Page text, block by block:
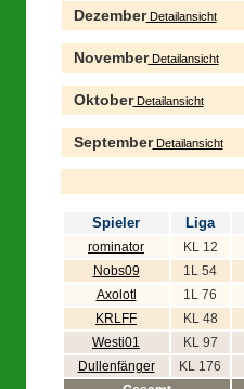
DezemberDetailansicht
NovemberDetailansicht
OktoberDetailansicht
SeptemberDetailansicht
Spieler Liga
rominator KL 12
Nobs09
1L 54
Axolotl
1L 76
KRLFF
KL 48
Westi01
KL 97
Dullenfänger
KL 176